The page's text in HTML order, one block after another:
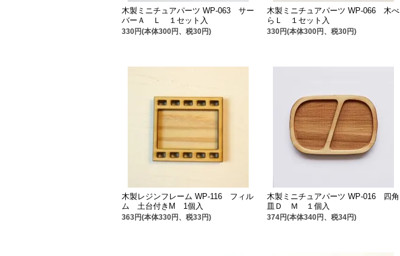
木製ミニチュアパーツ WP-063 サー
バーＡ Ｌ １セット入
330円(本体300円、税30円)
木製ミニチュアパーツ WP-066 木べ
らＬ １セット入
330円(本体300円、税30円)
木製レジンフレーム WP-116 フィル
ム 土台付きM 1個入
363円(本体330円、税33円)
木製ミニチュアパーツ WP-016 四角
皿Ｄ Ｍ １個入
374円(本体340円、税34円)